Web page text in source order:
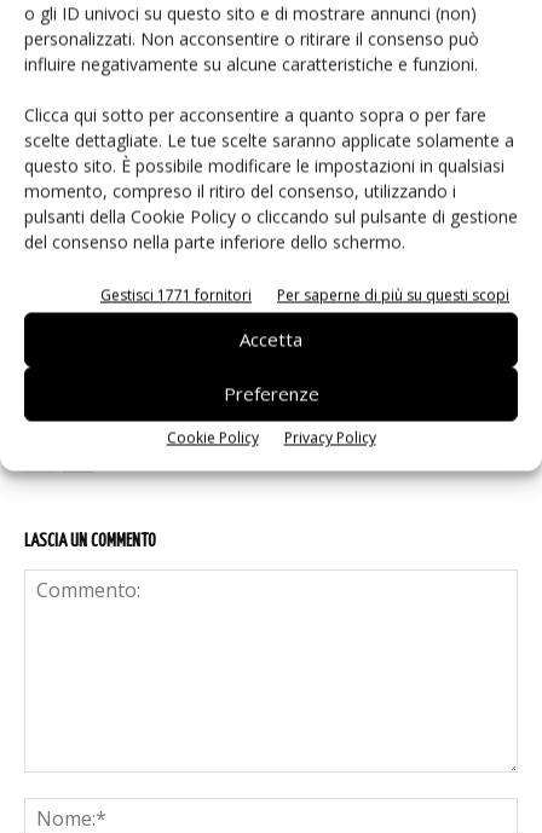
o gli ID univoci su questo sito e di mostrare annunci (non)
personalizzati. Non acconsentire o ritirare il consenso può
influire negativamente su alcune caratteristiche e funzioni.
Clicca qui sotto per acconsentire a quanto sopra o per fare
scelte dettagliate. Le tue scelte saranno applicate solamente a
questo sito. È possibile modificare le impostazioni in qualsiasi
momento, compreso il ritiro del consenso, utilizzando i
pulsanti della Cookie Policy o cliccando sul pulsante di gestione
del consenso nella parte inferiore dello schermo.
Gestisci 1771 fornitori Per saperne di più su questi scopi
Accetta
Preferenze
Cookie Policy Privacy Policy
ARTICOLI CORRELATI ALTRO DALL'AUTORE
Moduli display: mercato verso 180
miliardi di dollari
Sensori di imaging: trasformare la
luce in dati affidabili
Arduino UNO Q, la doppia anima
LASCIA UN COMMENTO